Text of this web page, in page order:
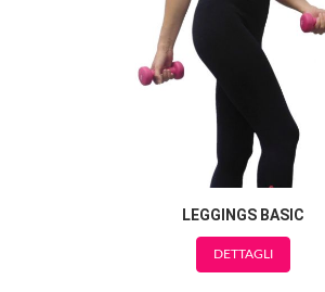
LEGGINGS BASIC
DETTAGLI